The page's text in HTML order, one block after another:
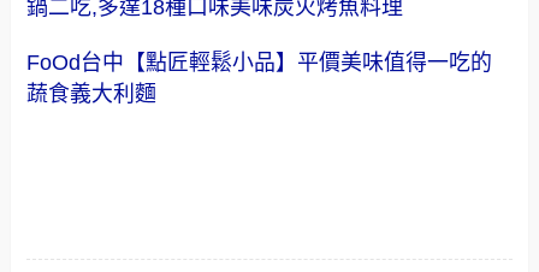
（FoOd台中)【水貨】來自上海超特別魚肉饗宴,一
鍋二吃,多達18種口味美味炭火烤魚料理
FoOd台中【點匠輕鬆小品】平價美味值得一吃的